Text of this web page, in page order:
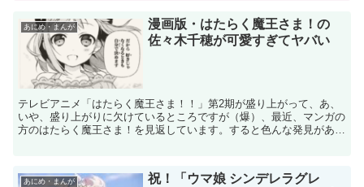
あにめ・まんが
漫画版・はたらく魔王さま！の
佐々木千穂が可愛すぎてヤバい
テレビアニメ「はたらく魔王さま！！」第2期が盛り上がって、あ、
いや、盛り上がりに欠けているところですが（爆）、最近、マンガの
方のはたらく魔王さま！を見返しています。すると色んな発見があり
あにめ・まんが
祝！「ウマ娘 シンデレラグレ